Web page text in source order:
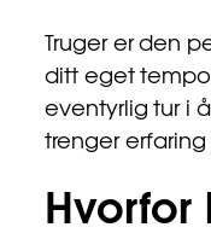
Truger er den
ditt eget
eventyrlig tur i
trenger erfaring
Hvorfor